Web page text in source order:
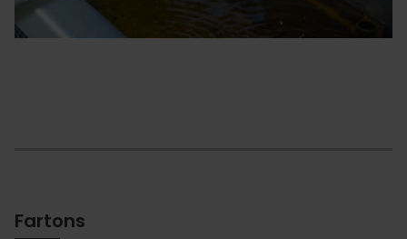
Fartons